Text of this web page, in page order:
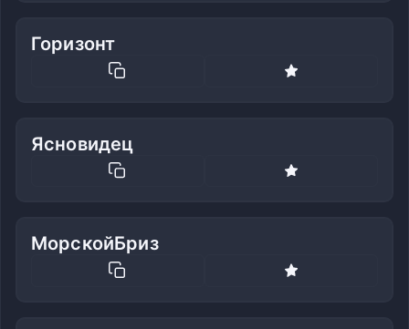
Горизонт
Ясновидец
МорскойБриз